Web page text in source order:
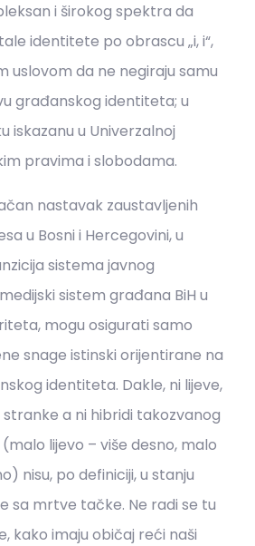
i širokog spektra da
identitete po obrascu „i, i“,
uslovom da ne negiraju samu
građanskog identiteta; u
iskazanu u Univerzalnoj
pravima i slobodama.
nastavak zaustavljenih
u Bosni i Hercegovini, u
sistema javnog
sistem građana BiH u
mogu osigurati samo
snage istinski orijentirane na
identiteta. Dakle, ni lijeve,
a ni hibridi takozvanog
lijevo – više desno, malo
nisu, po definiciji, u stanju
sa mrtve tačke. Ne radi se tu
kako imaju običaj reći naši